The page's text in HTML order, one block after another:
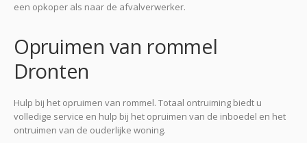
een opkoper als naar de afvalverwerker.
Opruimen van rommel
Dronten
Hulp bij het opruimen van rommel. Totaal ontruiming biedt u
volledige service en hulp bij het opruimen van de inboedel en het
ontruimen van de ouderlijke woning.